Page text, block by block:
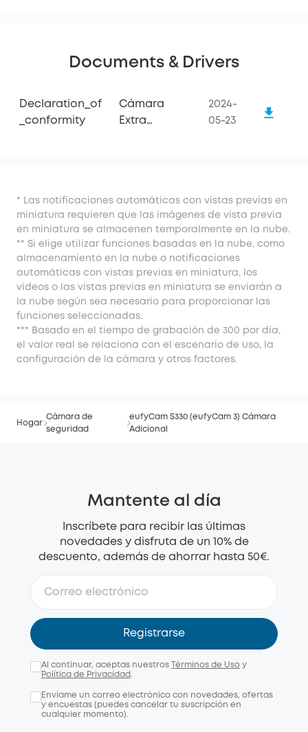
Documents & Drivers
Declaration_of
_conformity
Cámara
Extra
2024-
05-23
* Las notificaciones automáticas con vistas previas en
miniatura requieren que las imágenes de vista previa
en miniatura se almacenen temporalmente en la nube.
** Si elige utilizar funciones basadas en la nube, como
almacenamiento en la nube o notificaciones
automáticas con vistas previas en miniatura, los
videos o las vistas previas en miniatura se enviarán a
la nube según sea necesario para proporcionar las
funciones seleccionadas.
*** Basado en el tiempo de grabación de 300 por día,
el valor real se relaciona con el escenario de uso, la
configuración de la cámara y otros factores.
Hogar
Cámara de
seguridad
eufyCam S330 (eufyCam 3) Cámara
Adicional
Mantente al día
Inscríbete para recibir las últimas
novedades y disfruta de un 10% de
descuento, además de ahorrar hasta 50€.
Registrarse
Al continuar, aceptas nuestros Términos de Uso y
Política de Privacidad.
Envíame un correo electrónico con novedades, ofertas
y encuestas (puedes cancelar tu suscripción en
cualquier momento).